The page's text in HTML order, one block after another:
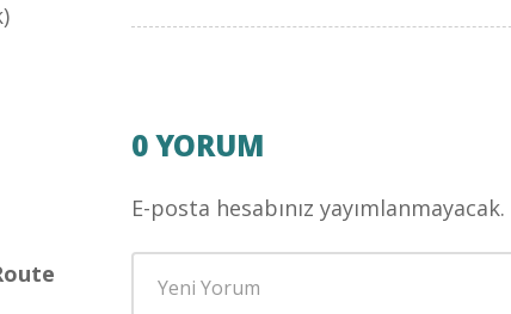
0 YORUM
E-posta hesabınız yayımlanmayacak.